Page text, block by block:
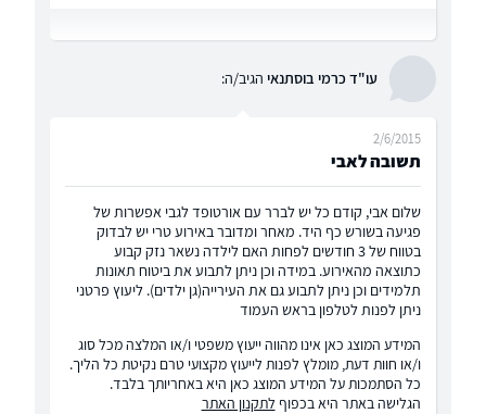
עו"ד כרמי בוסתנאי הגיב/ה:
תשובה לאבי
2/6/2015
שלום אבי, קודם כל יש לברר עם אורטופד לגבי אפשרות של
פגיעה בשורש כף היד. מאחר ומדובר באירוע טרי יש לבדוק
בטווח של 3 חודשים לפחות האם לילדה נשאר נזק קבוע
כתוצאה מהאירוע. במידה וכן ניתן לתבוע את ביטוח תאונות
תלמידים וכן ניתן לתבוע גם את העירייה(גן ילדים). ליעוץ פרטני
ניתן לפנות לטלפון בראש העמוד
המידע המוצג כאן אינו מהווה ייעוץ משפטי ו/או המלצה מכל סוג
ו/או חוות דעת, מומלץ לפנות לייעוץ מקצועי טרם נקיטת כל הליך.
כל הסתמכות על המידע המוצג כאן היא באחריותך בלבד.
הגלישה באתר היא בכפוף לתקנון האתר